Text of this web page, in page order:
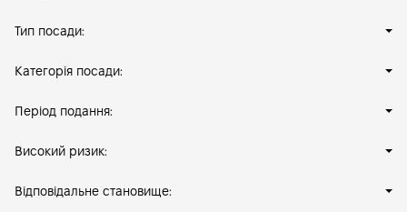
Тип посади:
Категорія посади:
Період подання:
Високий ризик:
Відповідальне становище: